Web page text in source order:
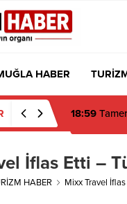
HABER
18:59
İflas Etti –
HABER Mixx Travel